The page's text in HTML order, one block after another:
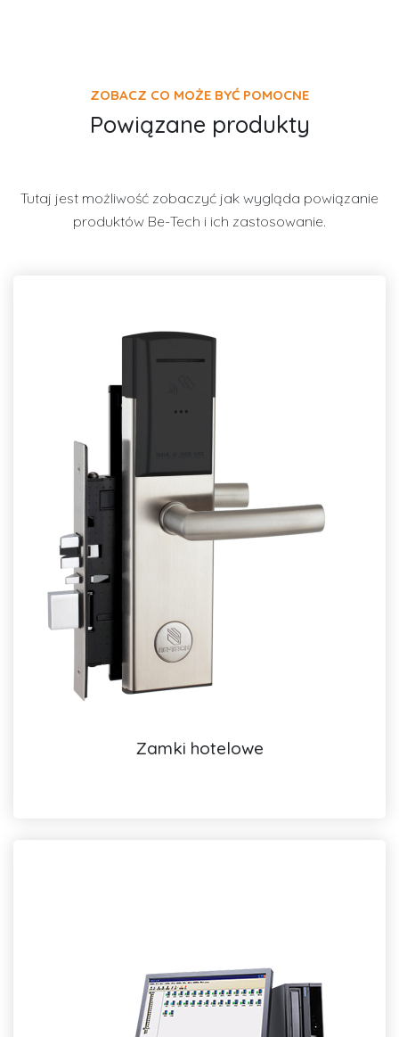
ZOBACZ CO MOŻE BYĆ POMOCNE
Powiązane produkty
Tutaj jest możliwość zobaczyć jak wygląda powiązanie
produktów Be-Tech i ich zastosowanie.
Zamki hotelowe